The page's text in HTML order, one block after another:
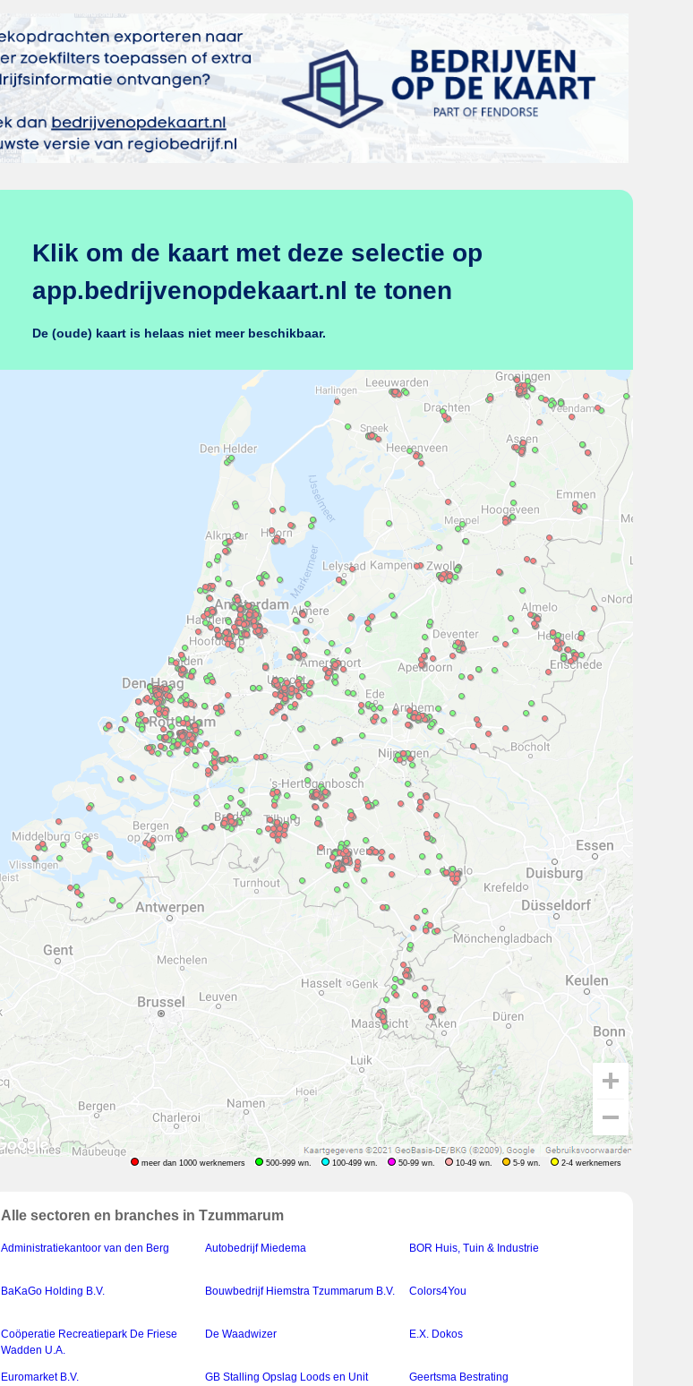
Klik om de kaart met deze selectie op
app.bedrijvenopdekaart.nl te tonen
De (oude) kaart is helaas niet meer beschikbaar.
meer dan 1000 werknemers 500-999 wn. 100-499 wn. 50-99 wn. 10-49 wn. 5-9 wn. 2-4 werknemers
Alle sectoren en branches in Tzummarum
Administratiekantoor van den Berg Autobedrijf Miedema BOR Huis, Tuin & Industrie
BaKaGo Holding B.V. Bouwbedrijf Hiemstra Tzummarum B.V. Colors4You
Coöperatie Recreatiepark De Friese
Wadden U.A.
De Waadwizer E.X. Dokos
Euromarket B.V.
GB Stalling Opslag Loods en Unit
Geertsma Bestrating